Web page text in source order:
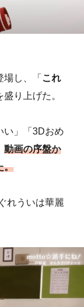
し、「 これ
り上げた。
い」「3Dおめ
動画の序盤か
。
れういは華麗